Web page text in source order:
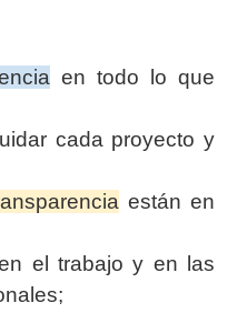
en todo lo que
cada proyecto y
están en
el trabajo y en las